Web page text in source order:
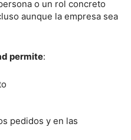
o un rol concreto
aunque la empresa sea
permite:
pedidos y en las